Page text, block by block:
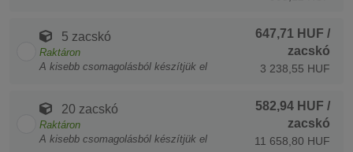
5 zacskó
Raktáron
A kisebb csomagolásból készítjük el
647,71 HUF /
zacskó
3 238,55 HUF
20 zacskó
Raktáron
A kisebb csomagolásból készítjük el
582,94 HUF /
zacskó
11 658,80 HUF